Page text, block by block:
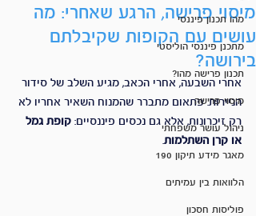
מהו תכנון פיננסי
מתכנן פיננסי הוליסטי
תכנון פרישה מהו?
מיסוי פרישה
ניהול עושר משפחתי
מאגר מידע תיקון 190
הלוואות בין עמיתים
פוליסות חסכון
מיסוי פרישה, הרגע שאחרי: מה
עושים עם הקופות שקיבלתם
בירושה?
אחרי השבעה, אחרי הכאב, מגיע השלב של סידור
הניירות. פתאום מתברר שהמנוח השאיר אחריו לא
רק זיכרונות, אלא גם נכסים פיננסיים: קופת גמל
או קרן השתלמות.